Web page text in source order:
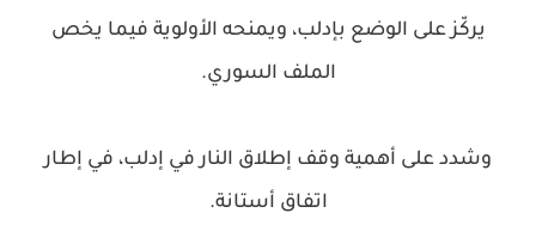
يركّز على الوضع بإدلب، ويمنحه الأولوية فيما يخص
الملف السوري.
وشدد على أهمية وقف إطلاق النار في إدلب، في إطار
اتفاق أستانة.